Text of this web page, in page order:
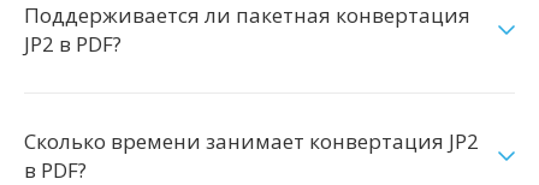
Поддерживается ли пакетная конвертация
JP2 в PDF?
Сколько времени занимает конвертация JP2
в PDF?